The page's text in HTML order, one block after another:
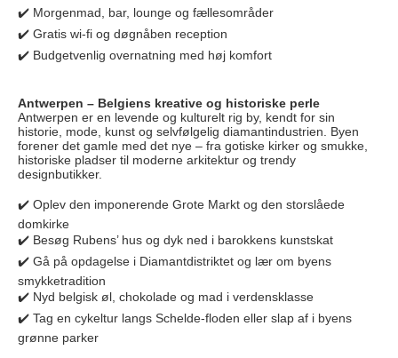
✔️ Morgenmad, bar, lounge og fællesområder
✔️ Gratis wi-fi og døgnåben reception
✔️ Budgetvenlig overnatning med høj komfort
Antwerpen – Belgiens kreative og historiske perle
Antwerpen er en levende og kulturelt rig by, kendt for sin
historie, mode, kunst og selvfølgelig diamantindustrien. Byen
forener det gamle med det nye – fra gotiske kirker og smukke,
historiske pladser til moderne arkitektur og trendy
designbutikker.
✔️ Oplev den imponerende Grote Markt og den storslåede
domkirke
✔️ Besøg Rubens’ hus og dyk ned i barokkens kunstskat
✔️ Gå på opdagelse i Diamantdistriktet og lær om byens
smykketradition
✔️ Nyd belgisk øl, chokolade og mad i verdensklasse
✔️ Tag en cykeltur langs Schelde-floden eller slap af i byens
grønne parker